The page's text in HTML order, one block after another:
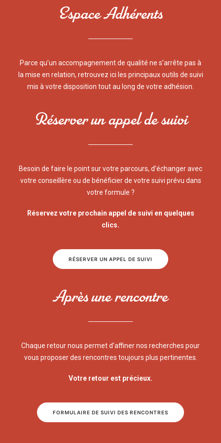
Espace Adhérents
Parce qu’un accompagnement de qualité ne s’arrête pas à
la mise en relation, retrouvez ici les principaux outils de suivi
mis à votre disposition tout au long de votre adhésion.
Réserver un appel de suivi
Besoin de faire le point sur votre parcours, d’échanger avec
votre conseillère ou de bénéficier de votre suivi prévu dans
votre formule ?
Réservez votre prochain appel de suivi en quelques
clics.
RÉSERVER UN APPEL DE SUIVI
Après une rencontre
Chaque retour nous permet d’affiner nos recherches pour
vous proposer des rencontres toujours plus pertinentes.
Votre retour est précieux.
FORMULAIRE DE SUIVI DES RENCONTRES